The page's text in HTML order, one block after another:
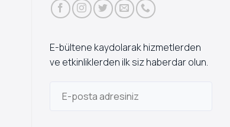
E-bültene kaydolarak hizmetlerden
ve etkinliklerden ilk siz haberdar olun.